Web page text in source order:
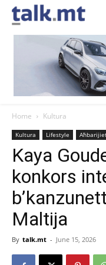
Home Kultura
Kultura Lifestyle
Kaya
konkors
Maltija
By talk.mt - June 15, 2026